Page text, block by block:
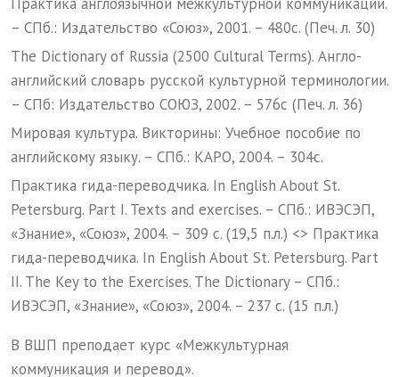
– СПб.: Издательство «Союз», 2001. – 480с. (Печ. л. 30)
The Dictionary of Russia (2500 Cultural Terms). Англо-
английский словарь русской культурной терминологии.
– СПб: Издательство СОЮЗ, 2002. – 576с (Печ. л. 36)
Мировая культура. Викторины: Учебное пособие по
английскому языку. – СПб.: КАРО, 2004. – 304с.
Практика гида-переводчика. In English About St.
Petersburg. Part I. Texts and exercises. – СПб.: ИВЭСЭП,
«Знание», «Союз», 2004. – 309 с. (19,5 п.л.) <> Практика
гида-переводчика. In English About St. Petersburg. Part
II. The Key to the Exercises. The Dictionary – СПб.:
ИВЭСЭП, «Знание», «Союз», 2004. – 237 с. (15 п.л.)
В ВШП преподает курс «Межкультурная
коммуникация и перевод».